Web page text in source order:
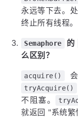
永远等下去。
终止所有线程。
Semaphore 的
么区别？
acquire()
tryAcquire()
不阻塞。
就返回 "系统繁